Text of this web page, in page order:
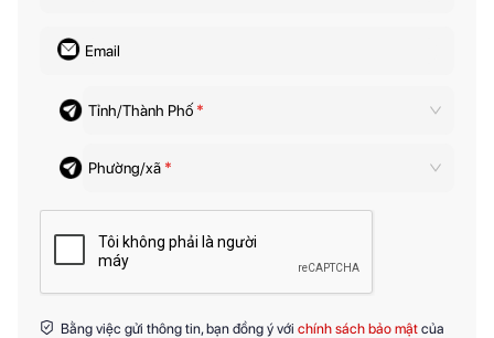
Email
Tỉnh/Thành Phố *
Phường/xã *
Bằng việc gửi thông tin, bạn đồng ý với chính sách bảo mật của